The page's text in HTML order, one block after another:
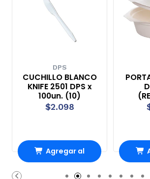
DPS
CUCHILLO BLANCO
KNIFE 2501 DPS x
100un. (10)
$2.098
Agregar al
Carro